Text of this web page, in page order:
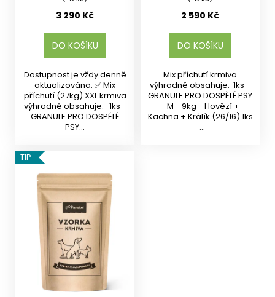
3 290 Kč
DO KOŠÍKU
Dostupnost je vždy denně
aktualizována. ✅ Mix
příchutí (27kg) XXL krmiva
výhradně obsahuje: 1ks -
GRANULE PRO DOSPĚLÉ
PSY...
2 590 Kč
DO KOŠÍKU
Mix příchutí krmiva
výhradně obsahuje: 1ks -
GRANULE PRO DOSPĚLÉ PSY
- M - 9kg - Hovězí +
Kachna + Králík (26/16) 1ks
-...
TIP